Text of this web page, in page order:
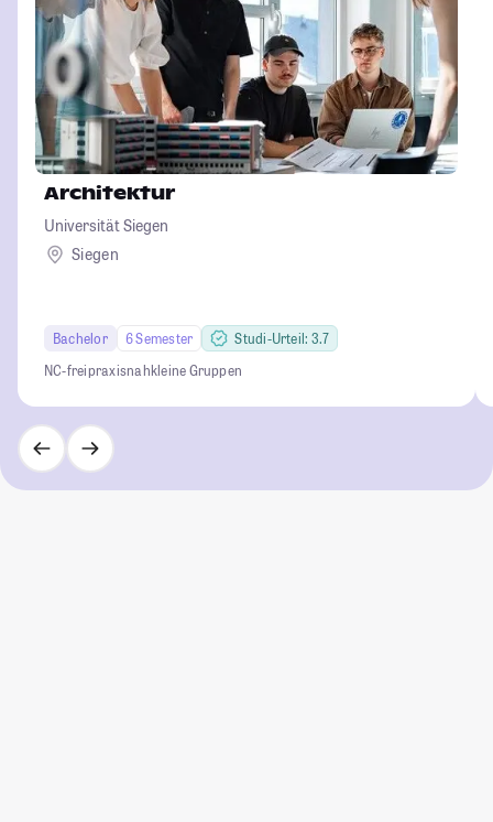
Architektur
Universität Siegen
Siegen
Bachelor 6 Semester
Studi-Urteil: 3.7
NC-freipraxisnahkleine Gruppen